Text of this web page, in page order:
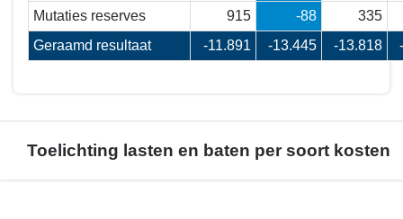
Mutaties reserves 915 -88
335
Geraamd resultaat
-11.891 -13.445 -13.818
Toelichting lasten en baten per soort kosten